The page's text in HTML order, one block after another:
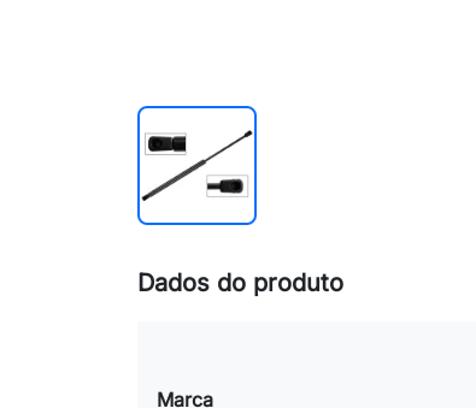
Dados do produto
Marca